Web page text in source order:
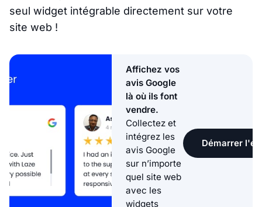
seul widget intégrable directement sur votre
site web !
Affichez vos
avis Google
là où ils font
vendre.
Collectez et
intégrez les
avis Google
sur n’importe
quel site web
avec les
widgets
Démarrer